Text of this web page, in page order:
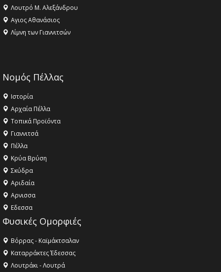
Λουτρό Μ. Αλεξάνδρου
Αγιος Αθανάσιος
Λίμνη των Γιαννιτσών
Νομός Πέλλας
Ιστορία
Αρχαία Πέλλα
Τοπικά Προϊόντα
Γιαννιτσά
Πέλλα
Κρύα Βρύση
Σκύδρα
Αριδαία
Aρνισσα
Eδεσσα
Φυσικές Ομορφιές
Βόρρας - Καϊμάκτσαλαν
Καταρράκτες Έδεσσας
Λουτράκι - Λουτρά